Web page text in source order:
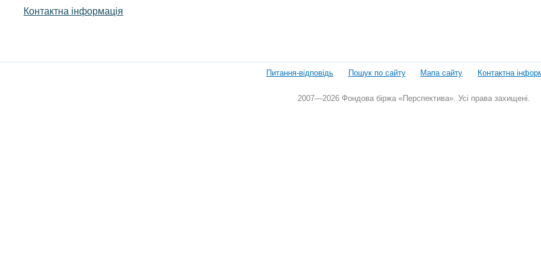
Контактна інформація
Питання-відповідь Пошук по сайту Мапа сайту Контактна
2007—2026 Фондова біржа «Перспектива». Усі права захищені.